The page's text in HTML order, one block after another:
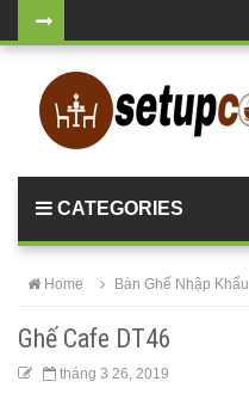
mặt đá
chân mạ
khách sang
CATEGORIES
Home Bàn Ghế Nhập Khẩu
Ghế Cafe DT46
tháng 3 26, 2019